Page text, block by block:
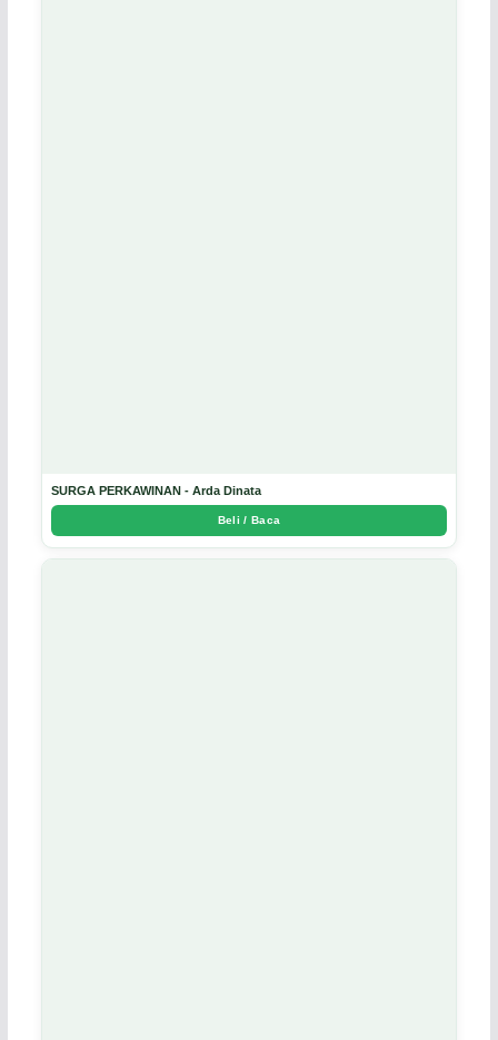
SURGA PERKAWINAN - Arda Dinata
Beli / Baca